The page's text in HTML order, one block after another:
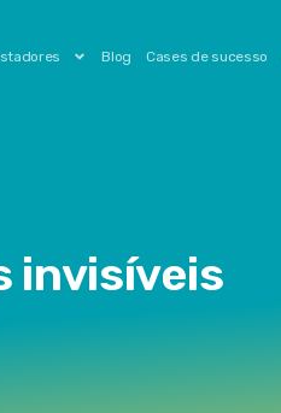
Blog Cases de sucesso
invisíveis